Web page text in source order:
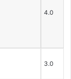
4.0
3.0